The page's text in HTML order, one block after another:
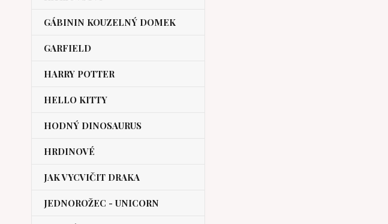
GÁBININ KOUZELNÝ DOMEK
GARFIELD
HARRY POTTER
HELLO KITTY
HODNÝ DINOSAURUS
HRDINOVÉ
JAK VYCVIČIT DRAKA
JEDNOROŽEC - UNICORN